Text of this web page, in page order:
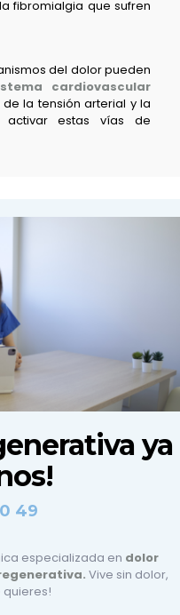
fibromialgia que sufren
del dolor pueden
cardiovascular
la tensión arterial y la
activar estas vías de
ya
49
especializada en dolor
Vive sin dolor,
quieres!